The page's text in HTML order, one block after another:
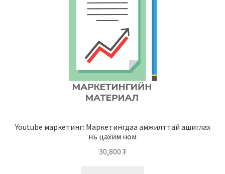
Санхүүгийн анхан шатны баримтуудын загвар
Хөдөлмөрийн багц баримт
Шүүхэд нэхэмжлэл гаргах загварууд
Youtube маркетинг: Маркетингдаа амжилттай ашиглах
нь цахим ном
30,800 ₮